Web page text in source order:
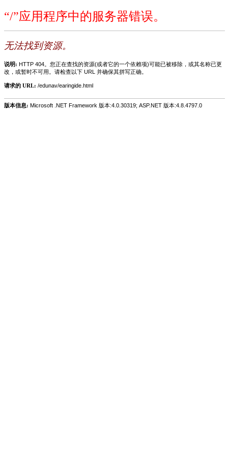
“/”应用程序中的服务器错误。
无法找到资源。
说明: HTTP 404。您正在查找的资源(或者它的一个依赖项)可能已被移除，或其名称已更
改，或暂时不可用。请检查以下 URL 并确保其拼写正确。
请求的 URL: /edunav/earingide.html
版本信息: Microsoft .NET Framework 版本:4.0.30319; ASP.NET 版本:4.8.4797.0